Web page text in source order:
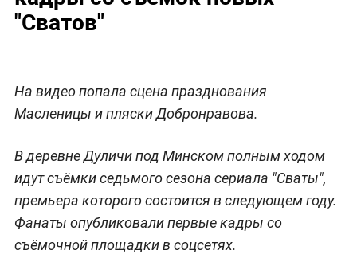
"Сватов"
На видео попала сцена празднования
Масленицы и пляски Добронравова.
В деревне Дуличи под Минском полным ходом
идут съёмки седьмого сезона сериала "Сваты",
премьера которого состоится в следующем году.
Фанаты опубликовали первые кадры со
съёмочной площадки в соцсетях.